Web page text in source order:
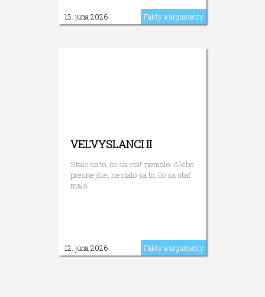
13. júna 2026 Fakty a argumenty
VEĽVYSLANCI II
Stalo sa to, čo sa stať nemalo. Alebo
presnejšie, nestalo sa to, čo sa stať
malo.
12. júna 2026 Fakty a argumenty